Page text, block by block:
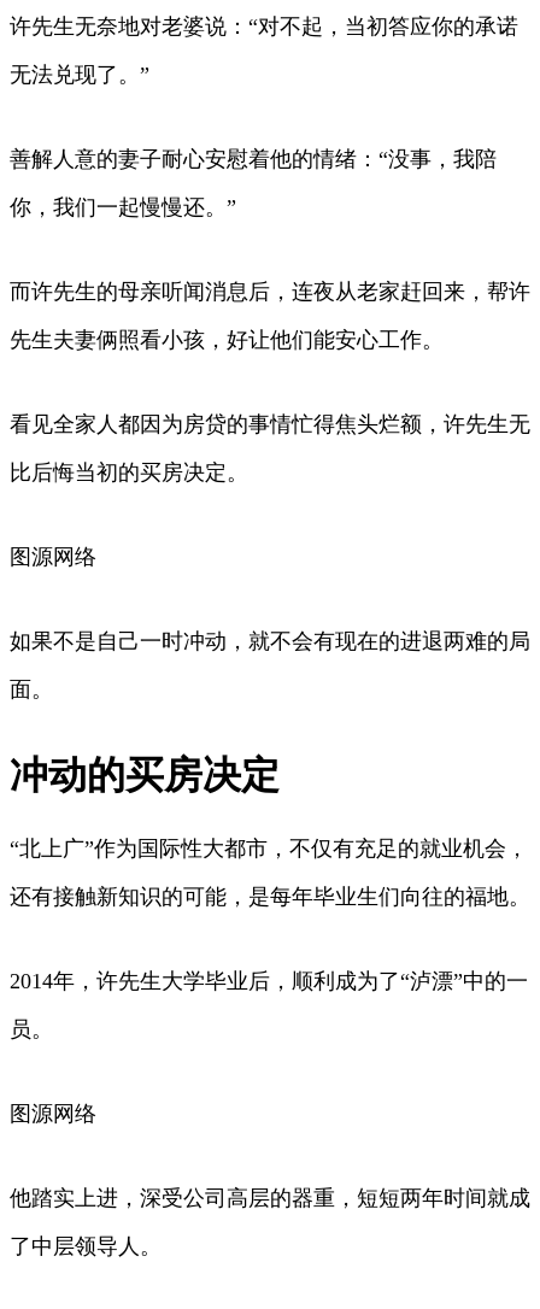
许先生无奈地对老婆说：“对不起，当初答应你的承诺
无法兑现了。”
善解人意的妻子耐心安慰着他的情绪：“没事，我陪
你，我们一起慢慢还。”
而许先生的母亲听闻消息后，连夜从老家赶回来，帮许
先生夫妻俩照看小孩，好让他们能安心工作。
看见全家人都因为房贷的事情忙得焦头烂额，许先生无
比后悔当初的买房决定。
图源网络
如果不是自己一时冲动，就不会有现在的进退两难的局
面。
冲动的买房决定
“北上广”作为国际性大都市，不仅有充足的就业机会，
还有接触新知识的可能，是每年毕业生们向往的福地。
2014年，许先生大学毕业后，顺利成为了“泸漂”中的一
员。
图源网络
他踏实上进，深受公司高层的器重，短短两年时间就成
了中层领导人。